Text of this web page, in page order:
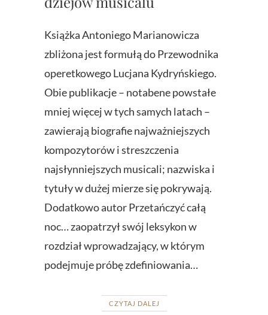
Książka Antoniego Marianowicza
zbliżona jest formułą do Przewodnika
operetkowego Lucjana Kydryńskiego.
Obie publikacje – notabene powstałe
mniej więcej w tych samych latach –
zawierają biografie najważniejszych
kompozytorów i streszczenia
najsłynniejszych musicali; nazwiska i
tytuły w dużej mierze się pokrywają.
Dodatkowo autor Przetańczyć całą
noc… zaopatrzył swój leksykon w
rozdział wprowadzający, w którym
podejmuje próbę zdefiniowania…
CZYTAJ DALEJ